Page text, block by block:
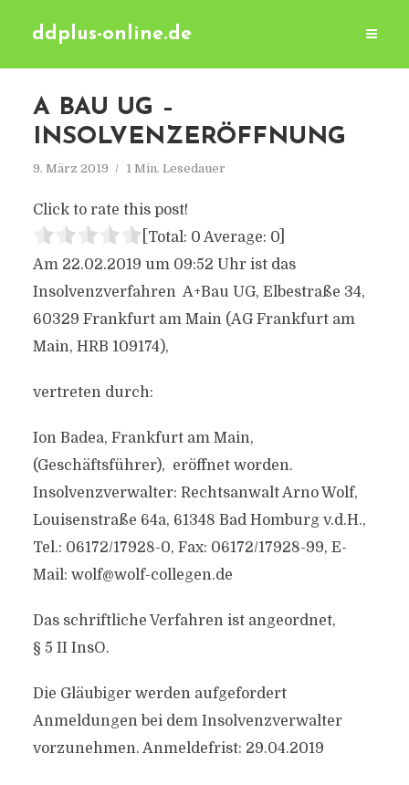
ddplus-online.de
A BAU UG –
INSOLVENZERÖFFNUNG
9. März 2019 1 Min. Lesedauer
Click to rate this post!
[Total: 0 Average: 0]
Am 22.02.2019 um 09:52 Uhr ist das
Insolvenzverfahren A+Bau UG, Elbestraße 34,
60329 Frankfurt am Main (AG Frankfurt am
Main, HRB 109174),
vertreten durch:
Ion Badea, Frankfurt am Main,
(Geschäftsführer), eröffnet worden.
Insolvenzverwalter: Rechtsanwalt Arno Wolf,
Louisenstraße 64a, 61348 Bad Homburg v.d.H.,
Tel.: 06172/17928-0, Fax: 06172/17928-99, E-
Mail: wolf@wolf-collegen.de
Das schriftliche Verfahren ist angeordnet,
§ 5 II InsO.
Die Gläubiger werden aufgefordert
Anmeldungen bei dem Insolvenzverwalter
vorzunehmen. Anmeldefrist: 29.04.2019